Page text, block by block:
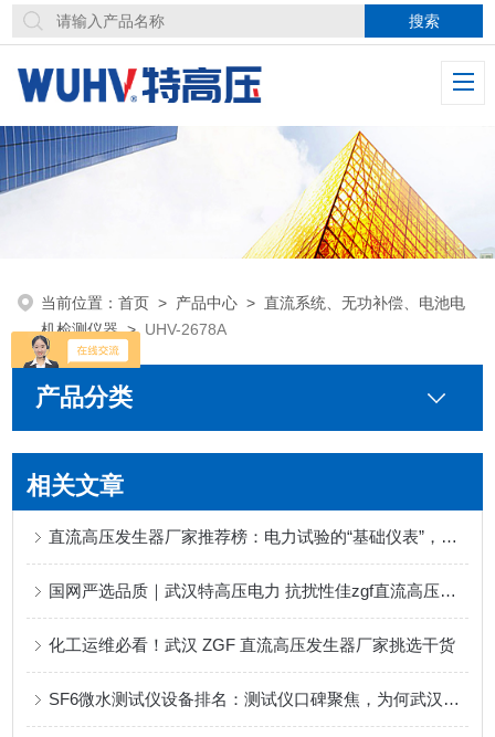
当前位置：首页 > 产品中心 >直流系统、无功补偿、电池电
机检测仪器> UHV-2678A
产品分类
相关文章
直流高压发生器厂家推荐榜：电力试验的“基础仪表”，这三家口碑过硬
国网严选品质｜武汉特高压电力 抗扰性佳zgf直流高压发生器
化工运维必看！武汉 ZGF 直流高压发生器厂家挑选干货
SF6微水测试仪设备排名：测试仪口碑聚焦，为何武汉特高压频获认可？